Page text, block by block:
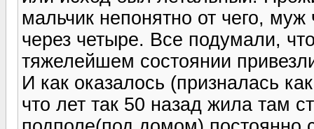
мальчик непонятно от чего,
через четыре. Все подумали,
тяжелейшем состоянии
И как оказалось (призналась
что лет так 50 назад жила там